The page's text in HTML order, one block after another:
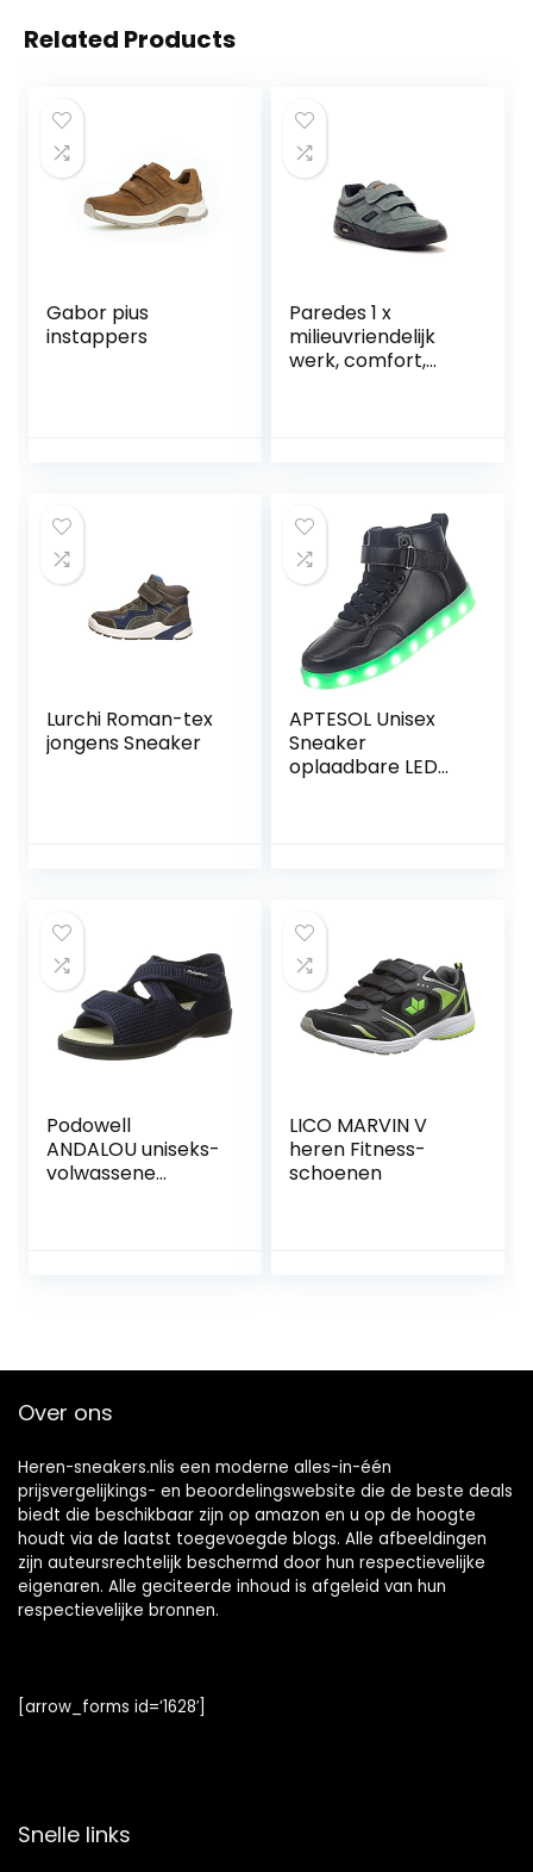
Related Products
Gabor pius
instappers
Paredes 1 x
milieuvriendelijk
werk, comfort,
Lurchi Roman-tex
jongens Sneaker
APTESOL Unisex
Sneaker
oplaadbare LED
Podowell
ANDALOU uniseks-
volwassene
LICO MARVIN V
heren Fitness-
schoenen
Over ons
Heren-sneakers.nlis een moderne alles-in-één
prijsvergelijkings- en beoordelingswebsite die de beste deals
biedt die beschikbaar zijn op amazon en u op de hoogte
houdt via de laatst toegevoegde blogs. Alle afbeeldingen
zijn auteursrechtelijk beschermd door hun respectievelijke
eigenaren. Alle geciteerde inhoud is afgeleid van hun
respectievelijke bronnen.
[arrow_forms id=’1628′]
Snelle links